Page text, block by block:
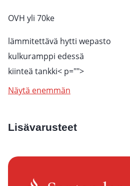
OVH yli 70ke
lämmitettävä hytti wepasto
kulkuramppi edessä
kiinteä tankki< p="">
Näytä enemmän
Lisävarusteet